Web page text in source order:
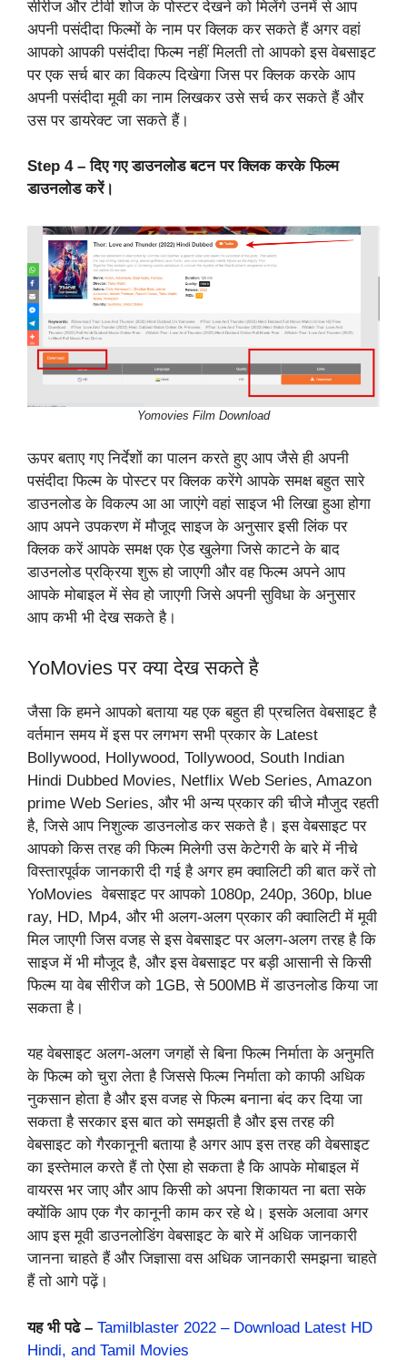
सीरीज और टीवी शोज के पोस्टर देखने को मिलेंगे उनमें से आप
अपनी पसंदीदा फिल्मों के नाम पर क्लिक कर सकते हैं अगर वहां
आपको आपकी पसंदीदा फिल्म नहीं मिलती तो आपको इस वेबसाइट
पर एक सर्च बार का विकल्प दिखेगा जिस पर क्लिक करके आप
अपनी पसंदीदा मूवी का नाम लिखकर उसे सर्च कर सकते हैं और
उस पर डायरेक्ट जा सकते हैं।
Step 4 – दिए गए डाउनलोड बटन पर क्लिक करके फिल्म
डाउनलोड करें।
Yomovies Film Download
ऊपर बताए गए निर्देशों का पालन करते हुए आप जैसे ही अपनी
पसंदीदा फिल्म के पोस्टर पर क्लिक करेंगे आपके समक्ष बहुत सारे
डाउनलोड के विकल्प आ आ जाएंगे वहां साइज भी लिखा हुआ होगा
आप अपने उपकरण में मौजूद साइज के अनुसार इसी लिंक पर
क्लिक करें आपके समक्ष एक ऐड खुलेगा जिसे काटने के बाद
डाउनलोड प्रक्रिया शुरू हो जाएगी और वह फिल्म अपने आप
आपके मोबाइल में सेव हो जाएगी जिसे अपनी सुविधा के अनुसार
आप कभी भी देख सकते है।
YoMovies पर क्या देख सकते है
जैसा कि हमने आपको बताया यह एक बहुत ही प्रचलित वेबसाइट है
वर्तमान समय में इस पर लगभग सभी प्रकार के Latest
Bollywood, Hollywood, Tollywood, South Indian
Hindi Dubbed Movies, Netflix Web Series, Amazon
prime Web Series, और भी अन्य प्रकार की चीजे मौजुद रहती
है, जिसे आप निशुल्क डाउनलोड कर सकते है। इस वेबसाइट पर
आपको किस तरह की फिल्म मिलेगी उस केटेगरी के बारे में नीचे
विस्तारपूर्वक जानकारी दी गई है अगर हम क्वालिटी की बात करें तो
YoMovies वेबसाइट पर आपको 1080p, 240p, 360p, blue
ray, HD, Mp4, और भी अलग-अलग प्रकार की क्वालिटी में मूवी
मिल जाएगी जिस वजह से इस वेबसाइट पर अलग-अलग तरह है कि
साइज में भी मौजूद है, और इस वेबसाइट पर बड़ी आसानी से किसी
फिल्म या वेब सीरीज को 1GB, से 500MB में डाउनलोड किया जा
सकता है।
यह वेबसाइट अलग-अलग जगहों से बिना फिल्म निर्माता के अनुमति
के फिल्म को चुरा लेता है जिससे फिल्म निर्माता को काफी अधिक
नुकसान होता है और इस वजह से फिल्म बनाना बंद कर दिया जा
सकता है सरकार इस बात को समझती है और इस तरह की
वेबसाइट को गैरकानूनी बताया है अगर आप इस तरह की वेबसाइट
का इस्तेमाल करते हैं तो ऐसा हो सकता है कि आपके मोबाइल में
वायरस भर जाए और आप किसी को अपना शिकायत ना बता सके
क्योंकि आप एक गैर कानूनी काम कर रहे थे। इसके अलावा अगर
आप इस मूवी डाउनलोडिंग वेबसाइट के बारे में अधिक जानकारी
जानना चाहते हैं और जिज्ञासा वस अधिक जानकारी समझना चाहते
हैं तो आगे पढ़ें।
यह भी पढे – Tamilblaster 2022 – Download Latest HD
Hindi, and Tamil Movies